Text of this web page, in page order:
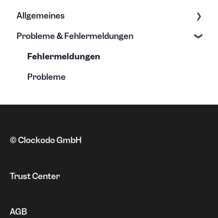
Lohnbuchhaltung
Kalenderintegration
Single Sign On
Automatisierung
Tarife & Lizenzen
Anschrift
Zahlungsweise
Kündigung & Sperrung
Allgemeines
Grundwissen zur Zeiterfassung
Neue Funktionen
Datenschutz
Probleme & Fehlermeldungen
Fehlermeldungen
Probleme
© Clockodo GmbH
Trust Center
AGB